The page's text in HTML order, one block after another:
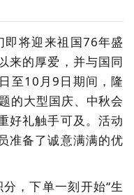
即将迎来祖国76年盛
来的厚爱，并与国同
至10月9日期间，隆
的大型国庆、中秋会
好礼触手可及。活动
准备了诚意满满的优
，下单一刻开始“生